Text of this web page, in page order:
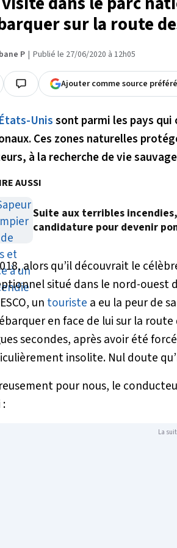
sur la route
P Publié le 27/06/2020 à 12h05
Ajouter comme source
États-Unissont parmi les pays
Ces zones naturelles
à la recherche de vie
AUSSI
Suite aux terribles
candidature pour devenir
alors qu’il découvrait le
situé dans le nord-ouest
un touriste a eu la peur de
en face de lui sur la
secondes, après avoir été
insolite. Nul doute
pour nous, le
:
La